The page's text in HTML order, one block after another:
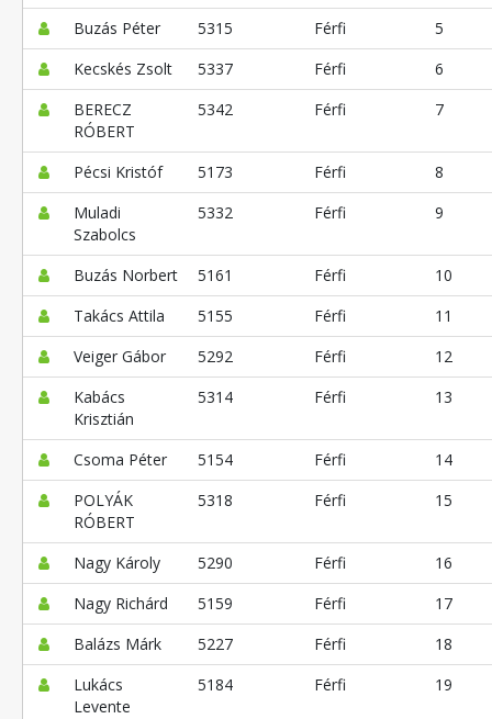
Buzás Péter 5315 Férfi
5
Kecskés Zsolt
5337 Férfi
6
BERECZ
RÓBERT
5342 Férfi 7
Pécsi Kristóf 5173 Férfi
8
Muladi
Szabolcs
5332 Férfi 9
Buzás Norbert 5161 Férfi
10
Takács Attila
5155 Férfi
11
Veiger Gábor
5292 Férfi
12
Kabács
Krisztián
5314 Férfi 13
Csoma Péter 5154 Férfi
14
POLYÁK
RÓBERT
5318 Férfi 15
Nagy Károly 5290 Férfi
16
Nagy Richárd
5159 Férfi
17
Balázs Márk
5227 Férfi
18
Lukács
Levente
5184 Férfi 19